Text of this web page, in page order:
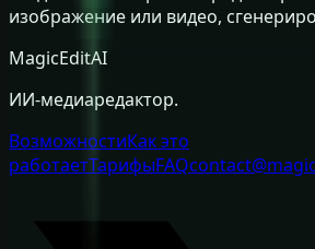
изображение или видео,
MagicEditAI
ИИ-медиаредактор.
ВозможностиКак это
работаетТарифыFAQ